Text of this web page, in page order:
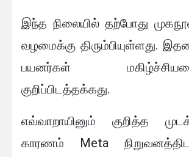
இந்த நிலையில் தற்போது
வழமைக்கு திரும்பியுள்ளது.
பயனர்கள்
குறிப்பிடத்தக்கது.
எவ்வாறாயினும் குறித்த
காரணம் Meta